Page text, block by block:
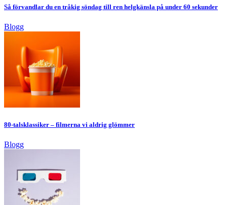
Så förvandlar du en tråkig söndag till ren helgkänsla på under 60 sekunder
Blogg
80-talsklassiker – filmerna vi aldrig glömmer
Blogg